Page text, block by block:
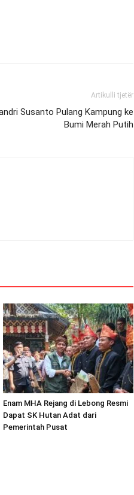
Artikulli tjetër
Susanto Pulang Kampung ke
Bumi Merah Putih
Enam MHA Rejang di Lebong Resmi
Dapat SK Hutan Adat dari
Pemerintah Pusat